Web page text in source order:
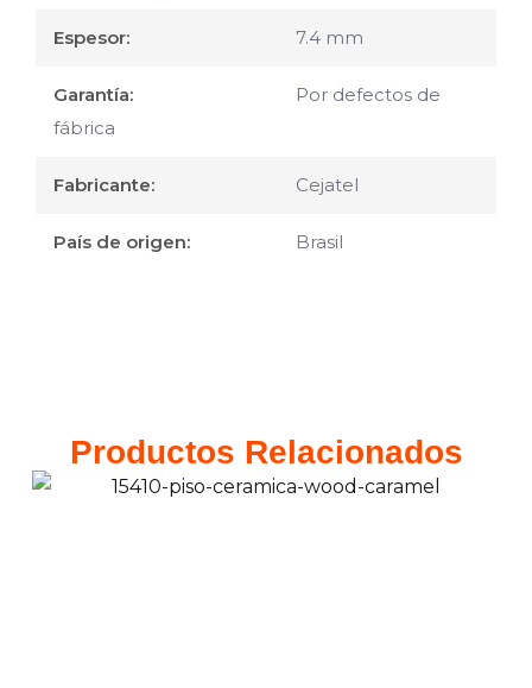
Espesor: 7.4 mm
Garantía:
Por defectos de
fábrica
Fabricante: Cejatel
País de origen: Brasil
Productos Relacionados